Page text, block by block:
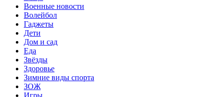
Военные новости
Волейбол
Гаджеты
Дети
Дом и сад
Еда
Звёзды
Здоровье
Зимние виды спорта
ЗОЖ
Игры